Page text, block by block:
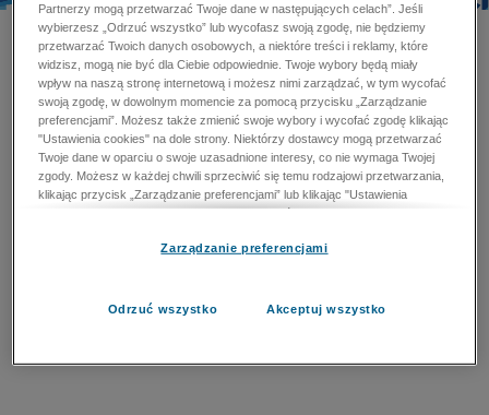
Partnerzy mogą przetwarzać Twoje dane w następujących celach”. Jeśli
wybierzesz „Odrzuć wszystko” lub wycofasz swoją zgodę, nie będziemy
przetwarzać Twoich danych osobowych, a niektóre treści i reklamy, które
widzisz, mogą nie być dla Ciebie odpowiednie. Twoje wybory będą miały
wpływ na naszą stronę internetową i możesz nimi zarządzać, w tym wycofać
swoją zgodę, w dowolnym momencie za pomocą przycisku „Zarządzanie
preferencjami”. Możesz także zmienić swoje wybory i wycofać zgodę klikając
"Ustawienia cookies" na dole strony. Niektórzy dostawcy mogą przetwarzać
Twoje dane w oparciu o swoje uzasadnione interesy, co nie wymaga Twojej
zgody. Możesz w każdej chwili sprzeciwić się temu rodzajowi przetwarzania,
klikając przycisk „Zarządzanie preferencjami” lub klikając "Ustawienia
cookies" na dole strony. Nie możesz sprzeciwić się przetwarzaniu przez
zapobiegania oszustwom i naprawiania błędów, a w tym celu mogą zostać
przetwarzaniu danych osobowych w celu dostarczania i prezentacji reklam i
Zarządzanie preferencjami
Odrzuć wszystko Akceptuj wszystko